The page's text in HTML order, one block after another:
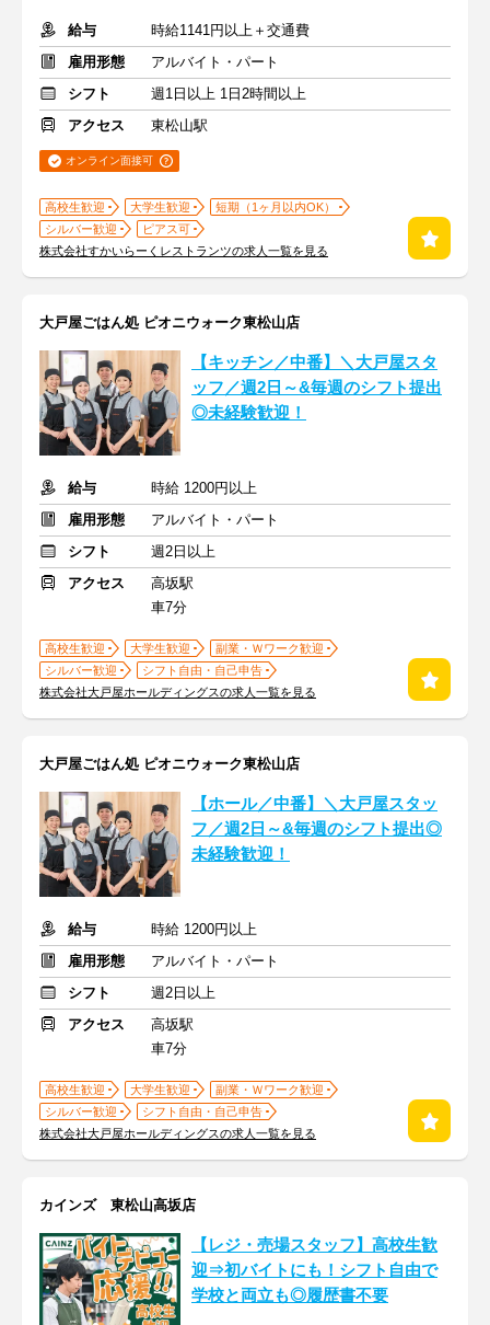
給与
時給1141円以上＋交通費
雇用形態
アルバイト・パート
シフト
週1日以上 1日2時間以上
アクセス
東松山駅
オンライン面接可
高校生歓迎 大学生歓迎
短期（1ヶ月以内OK）
シルバー歓迎
ピアス可
株式会社すかいらーくレストランツの求人一覧を見る
大戸屋ごはん処 ピオニウォーク東松山店
【キッチン／中番】＼大戸屋スタ
ッフ／週2日～&毎週のシフト提出
◎未経験歓迎！
給与
時給 1200円以上
雇用形態
アルバイト・パート
シフト
週2日以上
アクセス
高坂駅
車7分
高校生歓迎 大学生歓迎
副業・Ｗワーク歓迎
シルバー歓迎
シフト自由・自己申告
株式会社大戸屋ホールディングスの求人一覧を見る
大戸屋ごはん処 ピオニウォーク東松山店
【ホール／中番】＼大戸屋スタッ
フ／週2日～&毎週のシフト提出◎
未経験歓迎！
給与
時給 1200円以上
雇用形態
アルバイト・パート
シフト
週2日以上
アクセス
高坂駅
車7分
高校生歓迎 大学生歓迎
副業・Ｗワーク歓迎
シルバー歓迎
シフト自由・自己申告
株式会社大戸屋ホールディングスの求人一覧を見る
カインズ 東松山高坂店
【レジ・売場スタッフ】高校生歓
迎⇒初バイトにも！シフト自由で
学校と両立も◎履歴書不要